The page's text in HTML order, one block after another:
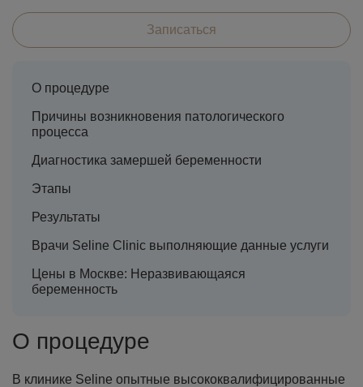
Записаться
О процедуре
Причины возникновения патологического
процесса
Диагностика замершей беременности
Этапы
Результаты
Врачи Seline Clinic выполняющие данные услуги
Цены в Москве: Неразвивающаяся
беременность
О процедуре
В клинике Seline опытные высококвалифицированные